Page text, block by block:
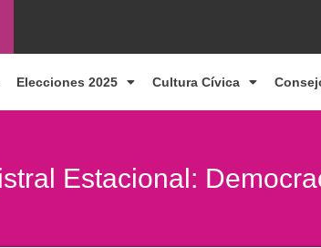
Elecciones 2025 Cultura Cívica
Estacional: